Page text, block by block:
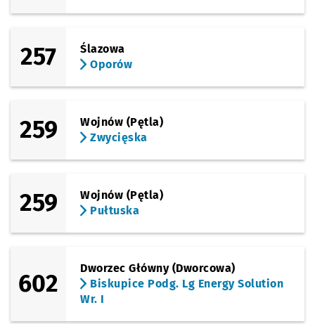
257
Ślazowa
Oporów
259
Wojnów (Pętla)
Zwycięska
259
Wojnów (Pętla)
Pułtuska
602
Dworzec Główny (Dworcowa)
Biskupice Podg. Lg Energy Solution
Wr. I